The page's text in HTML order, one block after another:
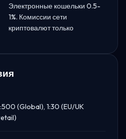
Электронные кошельки 0.5-
1%. Комиссии сети
криптовалют только
(Global), 1:30 (EU/UK